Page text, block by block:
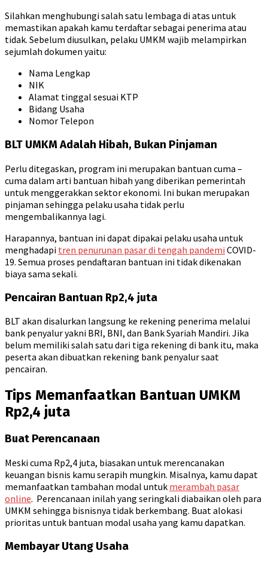
Silahkan menghubungi salah satu lembaga di atas untuk
memastikan apakah kamu terdaftar sebagai penerima atau
tidak. Sebelum diusulkan, pelaku UMKM wajib melampirkan
sejumlah dokumen yaitu:
Nama Lengkap
NIK
Alamat tinggal sesuai KTP
Bidang Usaha
Nomor Telepon
BLT UMKM Adalah Hibah, Bukan Pinjaman
Perlu ditegaskan, program ini merupakan bantuan cuma –
cuma dalam arti bantuan hibah yang diberikan pemerintah
untuk menggerakkan sektor ekonomi. Ini bukan merupakan
pinjaman sehingga pelaku usaha tidak perlu
mengembalikannya lagi.
Harapannya, bantuan ini dapat dipakai pelaku usaha untuk
menghadapi tren penurunan pasar di tengah pandemi COVID-
19. Semua proses pendaftaran bantuan ini tidak dikenakan
biaya sama sekali.
Pencairan Bantuan Rp2,4 juta
BLT akan disalurkan langsung ke rekening penerima melalui
bank penyalur yakni BRI, BNI, dan Bank Syariah Mandiri. Jika
belum memiliki salah satu dari tiga rekening di bank itu, maka
peserta akan dibuatkan rekening bank penyalur saat
pencairan.
Tips Memanfaatkan Bantuan UMKM
Rp2,4 juta
Buat Perencanaan
Meski cuma Rp2,4 juta, biasakan untuk merencanakan
keuangan bisnis kamu serapih mungkin. Misalnya, kamu dapat
memanfaatkan tambahan modal untuk merambah pasar
online. Perencanaan inilah yang seringkali diabaikan oleh para
UMKM sehingga bisnisnya tidak berkembang. Buat alokasi
prioritas untuk bantuan modal usaha yang kamu dapatkan.
Membayar Utang Usaha